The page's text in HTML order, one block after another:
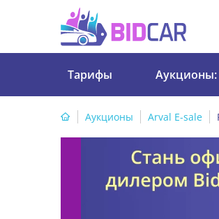
Тарифы Аукционы:
Аукционы Arval E-sale